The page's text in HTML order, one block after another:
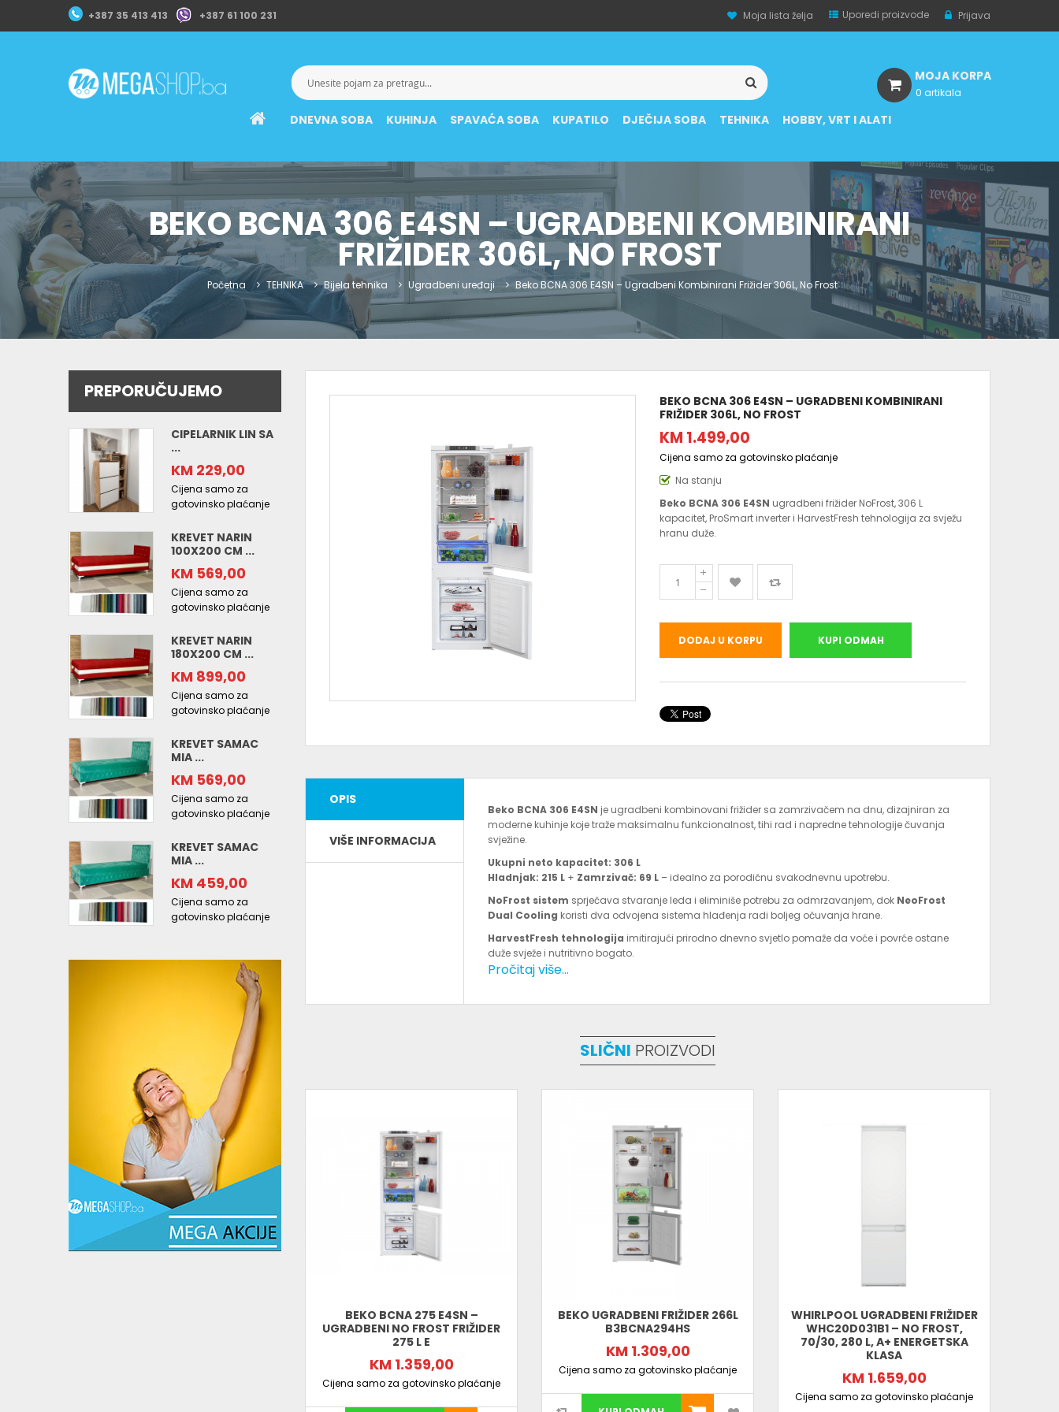
+387 35 413 413 +387 61 100 231 Moja lista želja Uporedi proizvode Prijava
DNEVNA SOBA KUHINJA SPAVAĆA SOBA KUPATILO DJEČIJA SOBA TEHNIKA HOBBY, VRT I ALATI
MOJA KORPA
0 artikala
BEKO BCNA 306 E4SN – UGRADBENI KOMBINIRANI
FRIŽIDER 306L, NO FROST
Početna TEHNIKA Bijela tehnika Ugradbeni uređaji Beko BCNA 306 E4SN – Ugradbeni Kombinirani Frižider 306L, No Frost
BEKO BCNA 306 E4SN – UGRADBENI KOMBINIRANI
FRIŽIDER 306L, NO FROST
KM 1.499,00
Cijena samo za gotovinsko plaćanje
Na stanju
Beko BCNA 306 E4SN ugradbeni frižider NoFrost, 306 L
kapacitet, ProSmart inverter i HarvestFresh tehnologija za svježu
hranu duže.
DODAJ U KORPU KUPI ODMAH
OPIS
VIŠE INFORMACIJA
Beko BCNA 306 E4SN je ugradbeni kombinovani frižider sa zamrzivačem na dnu, dizajniran za
moderne kuhinje koje traže maksimalnu funkcionalnost, tihi rad i napredne tehnologije čuvanja
svježine.
Ukupni neto kapacitet: 306 L
Hladnjak: 215 L + Zamrzivač: 69 L – idealno za porodičnu svakodnevnu upotrebu.
NoFrost sistem sprječava stvaranje leda i eliminiše potrebu za odmrzavanjem, dok NeoFrost
Dual Cooling koristi dva odvojena sistema hlađenja radi boljeg očuvanja hrane.
HarvestFresh tehnologija imitirajući prirodno dnevno svjetlo pomaže da voće i povrće ostane
duže svježe i nutritivno bogato.
ProSmart Inverter kompresor
Visina 193,5 cm × Širina 54 cm × Dubina 57,7 cm
Pozicija zamrzivača:dole
• Staklene police velike izdržljivosti
• Brzo hlađenje i brzo zamrzavanje
je napredan i praktičan izbor za sve koji žele vrhunsku svježinu namirnica,
visok kvalitet i savršeno uklapanje u dizajn kuhinje.
Pročitaj više...
SLIČNI PROIZVODI
BEKO BCNA 275 E4SN –
UGRADBENI NO FROST FRIŽIDER
275 L E
KM 1.359,00
Cijena samo za gotovinsko plaćanje
BEKO UGRADBENI FRIŽIDER 266L
B3BCNA294HS
KM 1.309,00
Cijena samo za gotovinsko plaćanje
WHIRLPOOL UGRADBENI FRIŽIDER
WHC20D031B1 – NO FROST,
70/30, 280 L, A+ ENERGETSKA
KLASA
KM 1.659,00
Cijena samo za gotovinsko plaćanje
PREPORUČUJEMO
CIPELARNIK LIN SA
...
KM 229,00
Cijena samo za
gotovinsko plaćanje
KREVET NARIN
100X200 CM ...
KM 569,00
Cijena samo za
gotovinsko plaćanje
KREVET NARIN
180X200 CM ...
KM 899,00
Cijena samo za
gotovinsko plaćanje
KREVET SAMAC
MIA ...
KM 569,00
Cijena samo za
gotovinsko plaćanje
KREVET SAMAC
MIA ...
KM 459,00
Cijena samo za
gotovinsko plaćanje